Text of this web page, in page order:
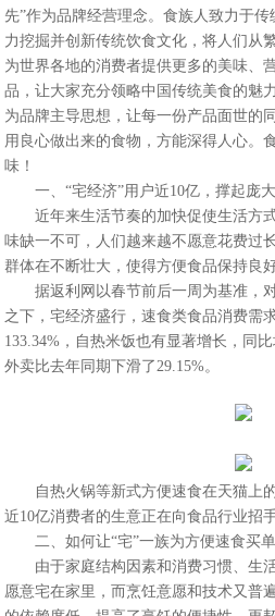
先”作为品牌经营理念。食族人致力于
力挖掘并创新传统饮食文化，将人们从
为世界各地的消费者提供更多的美味、
品，让大家充分领略中国传统美食的魅
为品牌主导思想，让每一份产品面世的
用良心做出来的食物，方能深得人心。
味！
一、“宅经济”用户近10亿，撑起庞
近年来生活节奏的加快促使生活方
味缺一不可，人们越来越不愿意花费过
群体在不断壮大，使得方便食品保持良
据返利网以春节前后一周为基准，
之下，宅经济盛行，速食类食品消费需
133.34%，自热米饭也有显著增长，同
外卖比去年同期下滑了29.15%。
自热火锅等新式方便速食在天猫上
近10亿消费者的生意正在向食品行业招手
二、如何让“宅”一族为方便速食买
由于家庭结构因素和消费习惯、生
愿意宅在家里，而烹饪意愿和技术又普